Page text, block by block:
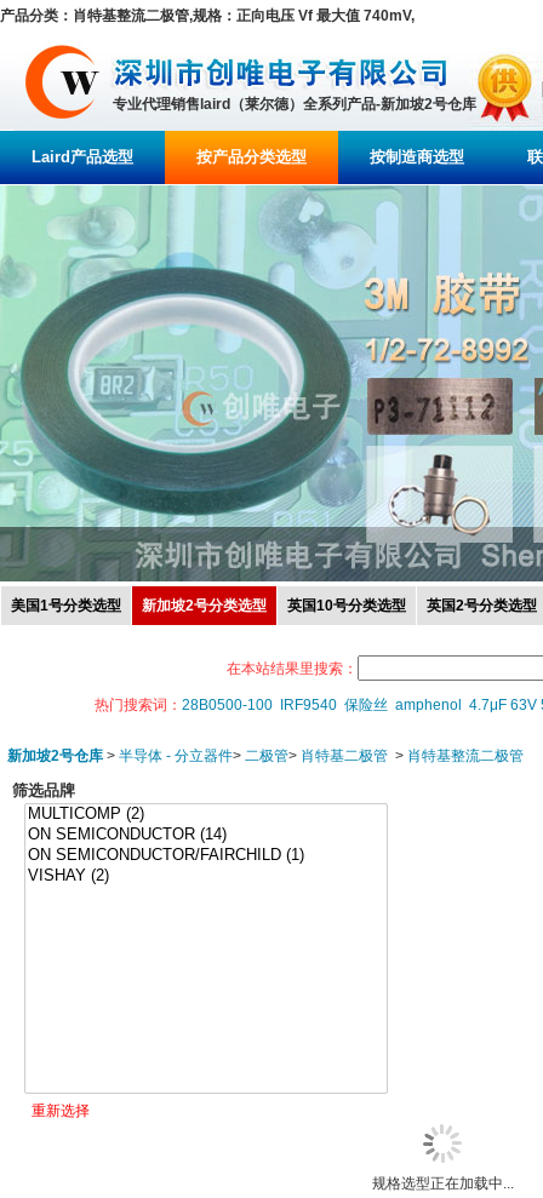
产品分类：肖特基整流二极管,规格：正向电压 Vf 最大值 740mV,
专业代理销售laird（莱尔德）全系列产品-新加坡2号仓库
Laird产品选型 按产品分类选型 按制造商选型
美国1号分类选型 新加坡2号分类选型 英国10号分类选型 英国2号分类选型
在本站结果里搜索：
热门搜索词： 28B0500-100 IRF9540 保险丝 amphenol 4.7μF 63V
新加坡2号仓库 > 半导体 - 分立器件> 二极管> 肖特基二极管 > 肖特基整流二极管
筛选品牌
重新选择
规格选型正在加载中...